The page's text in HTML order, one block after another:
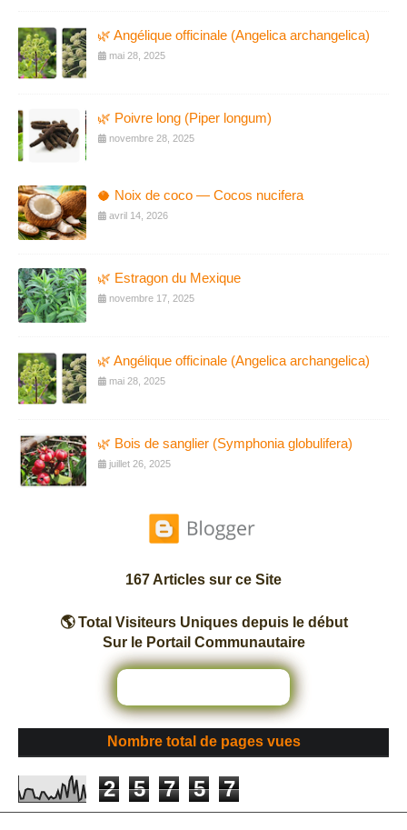
🌿 Angélique officinale (Angelica archangelica)
mai 28, 2025
🌿 Poivre long (Piper longum)
novembre 28, 2025
🥥 Noix de coco — Cocos nucifera
avril 14, 2026
🌿 Estragon du Mexique
novembre 17, 2025
🌿 Angélique officinale (Angelica archangelica)
mai 28, 2025
🌿 Bois de sanglier (Symphonia globulifera)
juillet 26, 2025
167 Articles sur ce Site
🌎 Total Visiteurs Uniques depuis le début
Sur le Portail Communautaire
Nombre total de pages vues
2 5 7 5 7